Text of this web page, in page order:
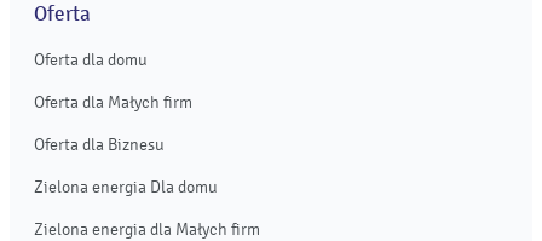
Oferta
Oferta dla domu
Oferta dla Małych firm
Oferta dla Biznesu
Zielona energia Dla domu
Zielona energia dla Małych firm